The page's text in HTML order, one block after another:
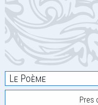
Le Poème
Pres